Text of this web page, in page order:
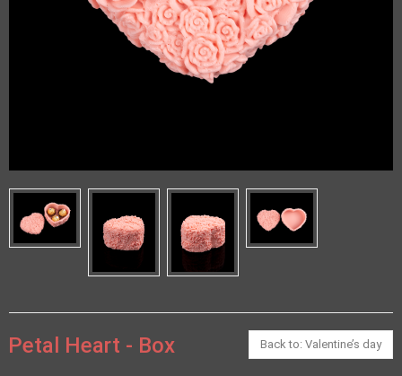
Back to: Valentine’s day
Petal Heart - Box